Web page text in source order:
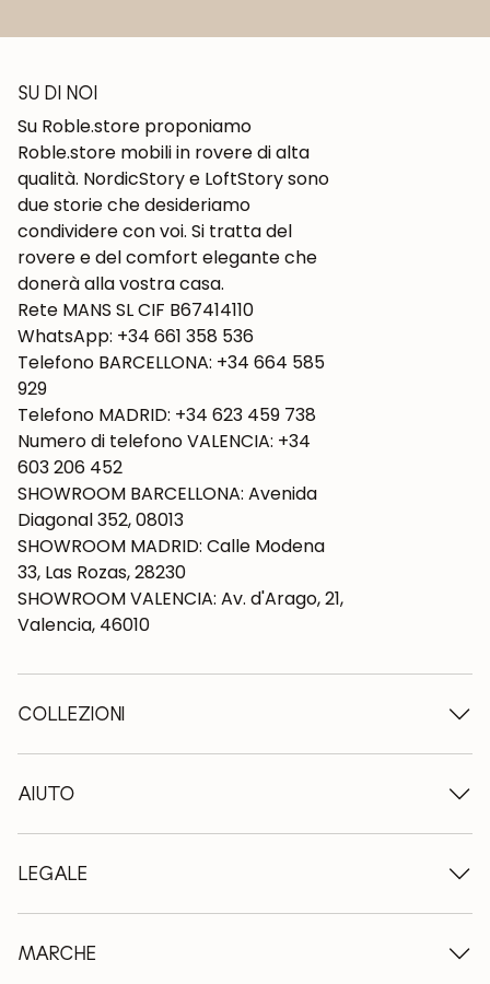
SU DI NOI
Su Roble.store proponiamo
Roble.store mobili in rovere di alta
qualità. NordicStory e LoftStory sono
due storie che desideriamo
condividere con voi. Si tratta del
rovere e del comfort elegante che
donerà alla vostra casa.
Rete MANS SL CIF B67414110
WhatsApp: +34 661 358 536
Telefono BARCELLONA: +34 664 585
929
Telefono MADRID: +34 623 459 738
Numero di telefono VALENCIA: +34
603 206 452
SHOWROOM BARCELLONA: Avenida
Diagonal 352, 08013
SHOWROOM MADRID: Calle Modena
33, Las Rozas, 28230
SHOWROOM VALENCIA: Av. d'Arago, 21,
Valencia, 46010
COLLEZIONI
Tavoli in legno
Tavoli allungabili
Sedie in legno
Cassettiere in legno
Letti in legno
AIUTO
Chi siamo
Condizioni di consegna
Professionisti
FAQ
LEGALE
Metodi di pagamento
Informativa sulla privacy
MARCHE